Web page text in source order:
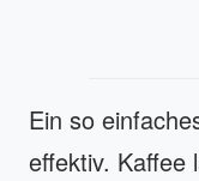
Ein so
effektiv. Kaffee